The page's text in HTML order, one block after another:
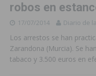
robos en
17/07/2014 Diario de
Los arrestos se han
Zarandona (Murcia). Se
tabaco y 3.500 euros en